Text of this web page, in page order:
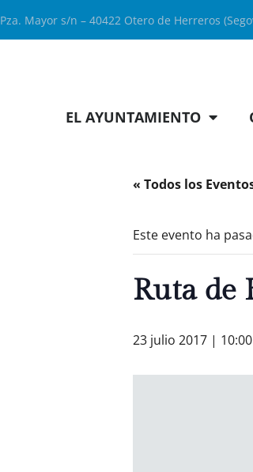
Pza. Mayor s/n – 40422 Otero de Herreros
EL AYUNTAMIENTO
« Todos los
Este evento ha
Ruta de
23 julio 2017 | 10:00